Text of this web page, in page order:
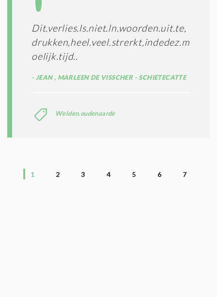
Dit.verlies.ls.niet.ln.woorden.uit.te,
drukken,heel.veel.strerkt,indedez.m
oelijk.tijd..
JEAN , MARLEEN DE VISSCHER - SCHIETECATTE
Welden.oudenaarde
1 2 3 4 5 6 7